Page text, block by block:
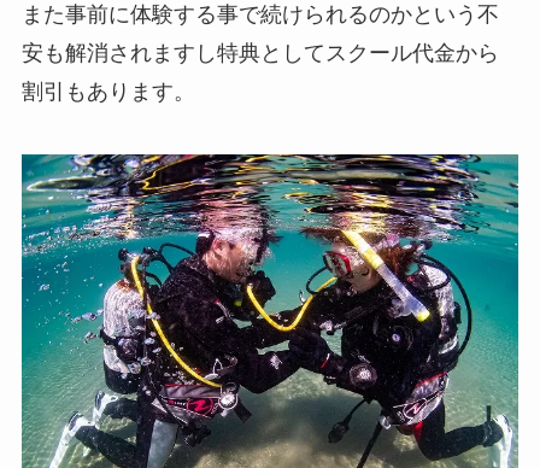
また事前に体験する事で続けられるのかという不
安も解消されますし特典としてスクール代金から
割引もあります。